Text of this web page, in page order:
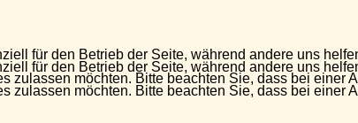
für den Betrieb der Seite, während andere uns
zulassen möchten. Bitte beachten Sie, dass bei
für den Betrieb der Seite, während andere uns
zulassen möchten. Bitte beachten Sie, dass bei